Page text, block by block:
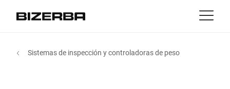
MyBizerba
Sistemas de inspección y controladoras de peso